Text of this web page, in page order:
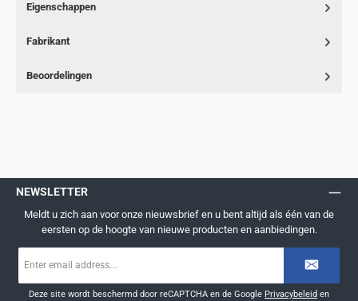
Eigenschappen
Fabrikant
Beoordelingen
NEWSLETTER
Meldt u zich aan voor onze nieuwsbrief en u bent altijd als één van de
eersten op de hoogte van nieuwe producten en aanbiedingen.
mailadres
Deze site wordt beschermd door reCAPTCHA en de Google Privacybeleid en